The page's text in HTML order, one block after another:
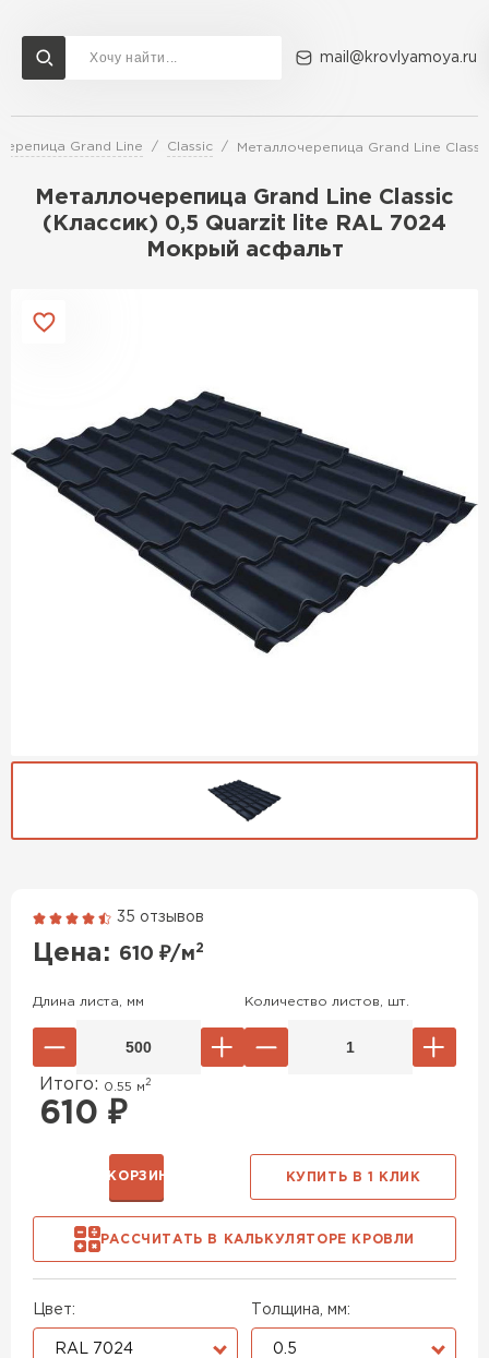
mail@krovlyamoya.ru
Grand Line Classic Металлочерепица Grand Line
Металлочерепица Grand Line Classic
(Классик) 0,5 Quarzit lite RAL 7024
Мокрый асфальт
35 отзывов
Цена: 610 ₽/м2
Цвет:
RAL 7024
Толщина, мм:
0.5
Длина листа, мм Количество листов, шт.
Итого: 0.55 м 2
610 ₽
РАССЧИТАТЬ В КАЛЬКУЛЯТОРЕ КРОВЛИ
В КОРЗИНУ КУПИТЬ В 1 КЛИК
Сервисы расчета
Расчет штакетника для забора
Расчет водостока
Расчет софитов для кровли
Расчет кровли из профнастила
Доставка Контакты
Гибкая черепица